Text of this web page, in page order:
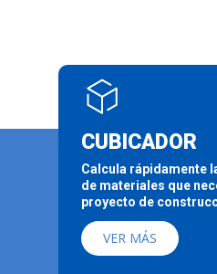
CUBICADOR
Calcula rápidamente
de materiales que
proyecto de
VER MÁS